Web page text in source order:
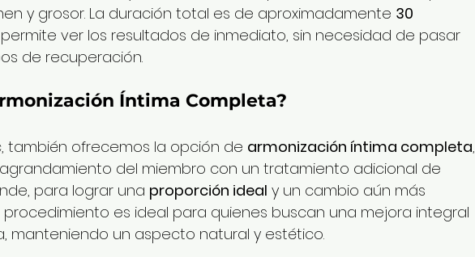
y grosor. La duración total es de aproximadamente 30
ver los resultados de inmediato, sin necesidad de pasar
de recuperación.
Íntima Completa?
también ofrecemos la opción de armonización íntima completa,
del miembro con un tratamiento adicional de
para lograr una proporción ideal y un cambio aún más
procedimiento es ideal para quienes buscan una mejora integral
manteniendo un aspecto natural y estético.